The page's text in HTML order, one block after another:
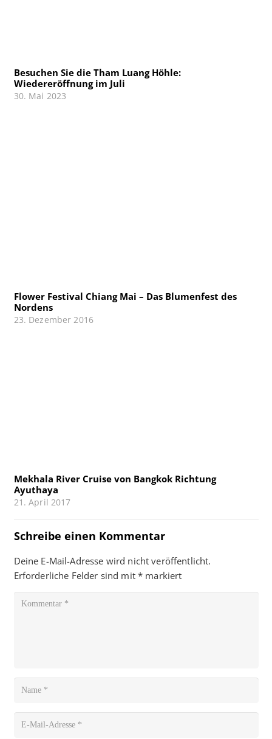
Besuchen Sie die Tham Luang Höhle:
Wiedereröffnung im Juli
30. Mai 2023
Flower Festival Chiang Mai – Das Blumenfest des
Nordens
23. Dezember 2016
Mekhala River Cruise von Bangkok Richtung
Ayuthaya
21. April 2017
Schreibe einen Kommentar
Deine E-Mail-Adresse wird nicht veröffentlicht.
Erforderliche Felder sind mit * markiert